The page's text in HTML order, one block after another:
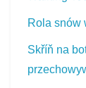
Rola snów
Skříň na